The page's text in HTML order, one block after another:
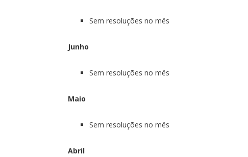
Sem resoluções no mês
Junho
Sem resoluções no mês
Maio
Sem resoluções no mês
Abril